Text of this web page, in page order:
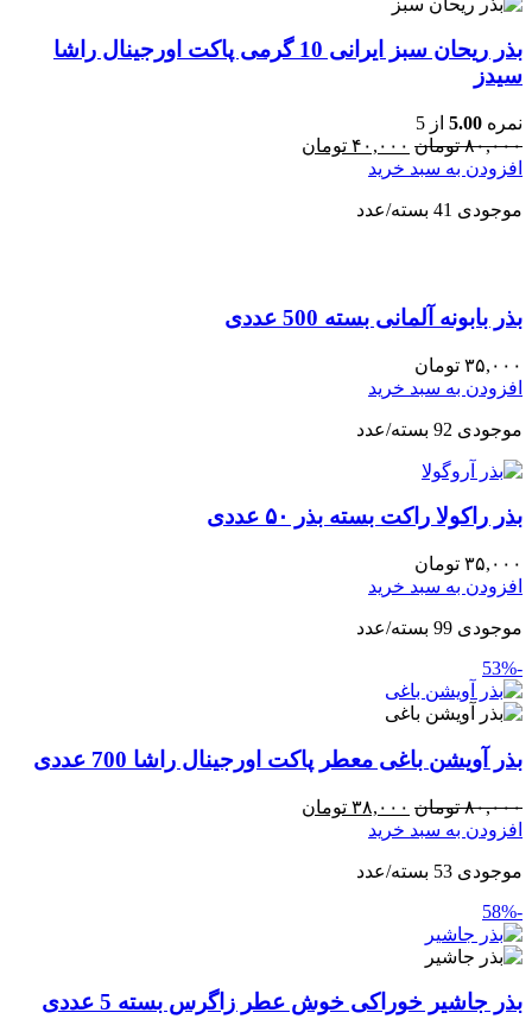
بذر ریحان سبز ایرانی 10 گرمی پاکت اورجینال راشا
سیدز
نمره 5.00 از 5
۸۰,۰۰۰ تومان ۴۰,۰۰۰ تومان
افزودن به سبد خرید
موجودی 41 بسته/عدد
بذر بابونه آلمانی بسته 500 عددی
۳۵,۰۰۰ تومان
افزودن به سبد خرید
موجودی 92 بسته/عدد
بذر راکولا راکت بسته بذر ۵۰ عددی
۳۵,۰۰۰ تومان
افزودن به سبد خرید
موجودی 99 بسته/عدد
-53%
بذر آویشن باغی معطر پاکت اورجینال راشا 700 عددی
۸۰,۰۰۰ تومان ۳۸,۰۰۰ تومان
افزودن به سبد خرید
موجودی 53 بسته/عدد
-58%
بذر جاشیر خوراکی خوش عطر زاگرس بسته 5 عددی